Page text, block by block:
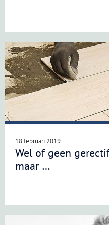
18 februari 2019
Wel of geen
maar …